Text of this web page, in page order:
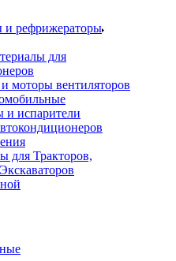
и рефрижераторы
для
моторы вентиляторов
и испарители
для Тракторов,